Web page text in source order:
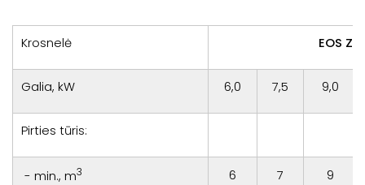
Krosnelė EOS
Galia, kW 6,0 7,5 9,0
Pirties tūris:
- min., m3 6 7 9